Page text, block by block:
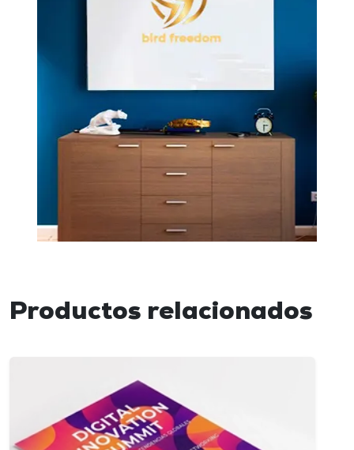
Productos relacionados